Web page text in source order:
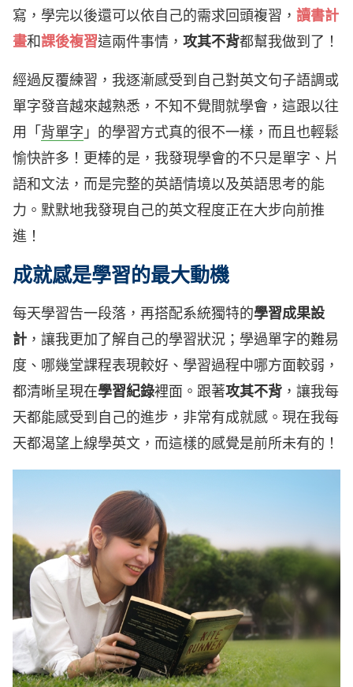
寫，學完以後還可以依自己的需求回頭複習， 讀書計
畫和課後複習這兩件事情， 攻其不背都幫我做到了！
經過反覆練習，我逐漸感受到自己對英文句子語調或
單字發音越來越熟悉，不知不覺間就學會，這跟以往
用「 背單字 」的學習方式真的很不一樣，而且也輕鬆
愉快許多！更棒的是，我發現學會的不只是單字、片
語和文法，而是完整的英語情境以及英語思考的能
力。默默地我發現自己的英文程度正在大步向前推
進！
成就感是學習的最大動機
每天學習告一段落，再搭配系統獨特的學習成果設
計 ，讓我更加了解自己的學習狀況；學過單字的難易
度、哪幾堂課程表現較好、學習過程中哪方面較弱，
都清晰呈現在學習紀錄裡面。跟著攻其不背 ，讓我每
天都能感受到自己的進步，非常有成就感。現在我每
天都渴望上線學英文，而這樣的感覺是前所未有的！